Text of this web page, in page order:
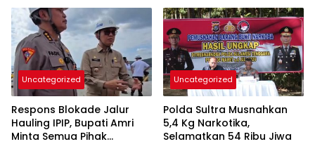
Uncategorized
Respons Blokade Jalur
Hauling IPIP, Bupati Amri
Minta Semua Pihak
Uncategorized
Polda Sultra Musnahkan
5,4 Kg Narkotika,
Selamatkan 54 Ribu Jiwa